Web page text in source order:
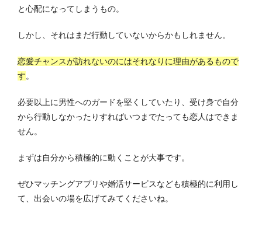
と心配になってしまうもの。
しかし、それはまだ行動していないからかもしれません。
恋愛チャンスが訪れないのにはそれなりに理由があるもので
す。
必要以上に男性へのガードを堅くしていたり、受け身で自分
から行動しなかったりすればいつまでたっても恋人はできま
せん。
まずは自分から積極的に動くことが大事です。
ぜひマッチングアプリや婚活サービスなども積極的に利用し
て、出会いの場を広げてみてくださいね。